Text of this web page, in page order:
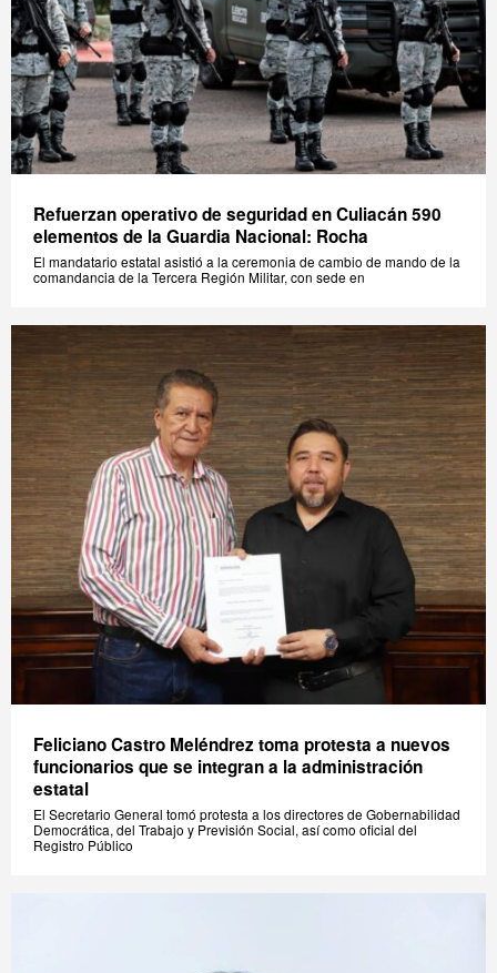
Refuerzan operativo de seguridad en Culiacán 590
elementos de la Guardia Nacional: Rocha
El mandatario estatal asistió a la ceremonia de cambio de mando de la
comandancia de la Tercera Región Militar, con sede en
Feliciano Castro Meléndrez toma protesta a nuevos
funcionarios que se integran a la administración
estatal
El Secretario General tomó protesta a los directores de Gobernabilidad
Democrática, del Trabajo y Previsión Social, así como oficial del
Registro Público